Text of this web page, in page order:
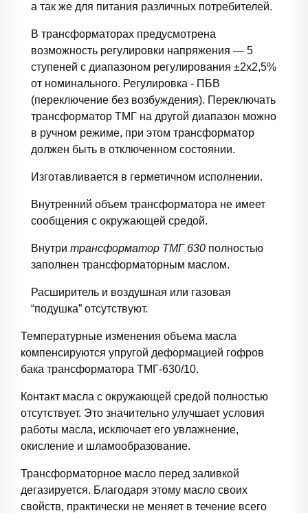
а так же для питания различных потребителей.
В трансформаторах предусмотрена
возможность регулировки напряжения — 5
ступеней с диапазоном регулирования ±2х2,5%
от номинального. Регулировка - ПБВ
(переключение без возбуждения). Переключать
трансформатор ТМГ на другой диапазон можно
в ручном режиме, при этом трансформатор
должен быть в отключенном состоянии.
Изготавливается в герметичном исполнении.
Внутренний объем трансформатора не имеет
сообщения с окружающей средой.
Внутри трансформатор ТМГ 630 полностью
заполнен трансформаторным маслом.
Расширитель и воздушная или газовая
“подушка” отсутствуют.
Температурные изменения объема масла
компенсируются упругой деформацией гофров
бака трансформатора ТМГ-630/10.
Контакт масла с окружающей средой полностью
отсутствует. Это значительно улучшает условия
работы масла, исключает его увлажнение,
окисление и шламообразование.
Трансформаторное масло перед заливкой
дегазируется. Благодаря этому масло своих
свойств, практически не меняет в течение всего